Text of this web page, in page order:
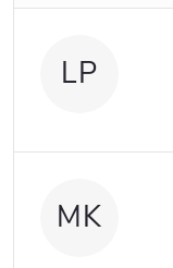
LP
MK